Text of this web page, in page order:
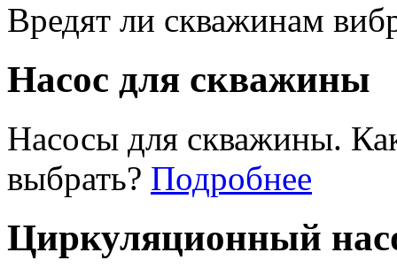
Вредят ли скважинам
Насос для скважины
Насосы для скважины.
выбрать? Подробнее
Циркуляционный